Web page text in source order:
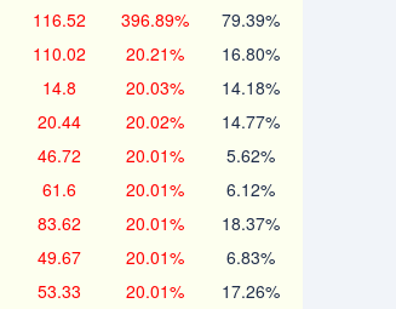
116.52 396.89% 79.39%
110.02 20.21% 16.80%
14.8 20.03% 14.18%
20.44 20.02% 14.77%
46.72 20.01% 5.62%
61.6 20.01% 6.12%
83.62 20.01% 18.37%
49.67 20.01% 6.83%
53.33 20.01% 17.26%